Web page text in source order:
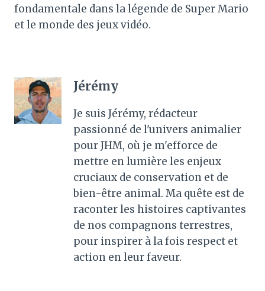
fondamentale dans la légende de Super Mario
et le monde des jeux vidéo.
Jérémy
Je suis Jérémy, rédacteur
passionné de l'univers animalier
pour JHM, où je m'efforce de
mettre en lumière les enjeux
cruciaux de conservation et de
bien-être animal. Ma quête est de
raconter les histoires captivantes
de nos compagnons terrestres,
pour inspirer à la fois respect et
action en leur faveur.